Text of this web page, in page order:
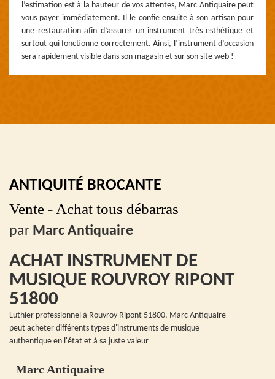
l’estimation est à la hauteur de vos attentes, Marc Antiquaire peut
vous payer immédiatement. Il le confie ensuite à son artisan pour
une restauration afin d’assurer un instrument très esthétique et
surtout qui fonctionne correctement. Ainsi, l’instrument d’occasion
sera rapidement visible dans son magasin et sur son site web !
ANTIQUITÉ BROCANTE
Vente - Achat tous débarras
par Marc Antiquaire
ACHAT INSTRUMENT DE
MUSIQUE ROUVROY RIPONT
51800
Luthier professionnel à Rouvroy Ripont 51800, Marc Antiquaire
peut acheter différents types d'instruments de musique
authentique en l'état et à sa juste valeur
Marc Antiquaire